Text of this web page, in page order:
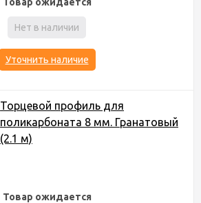
Нет в наличии
Уточнить наличие
Торцевой профиль для
поликарбоната 8 мм. Гранатовый
(2.1 м)
Товар ожидается